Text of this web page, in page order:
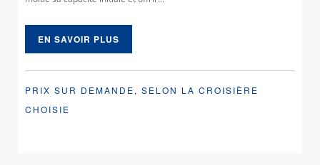
EN SAVOIR PLUS
PRIX SUR DEMANDE, SELON LA CROISIÈRE
CHOISIE